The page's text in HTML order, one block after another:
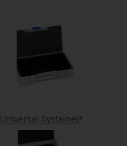
Universal-Systainer³